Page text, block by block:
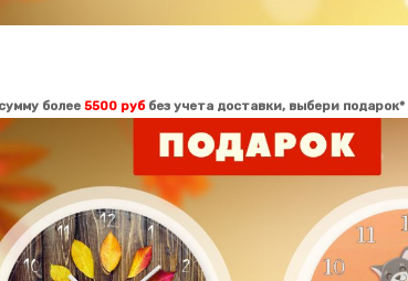
более 5500 руб без учета доставки, выбери подарок*